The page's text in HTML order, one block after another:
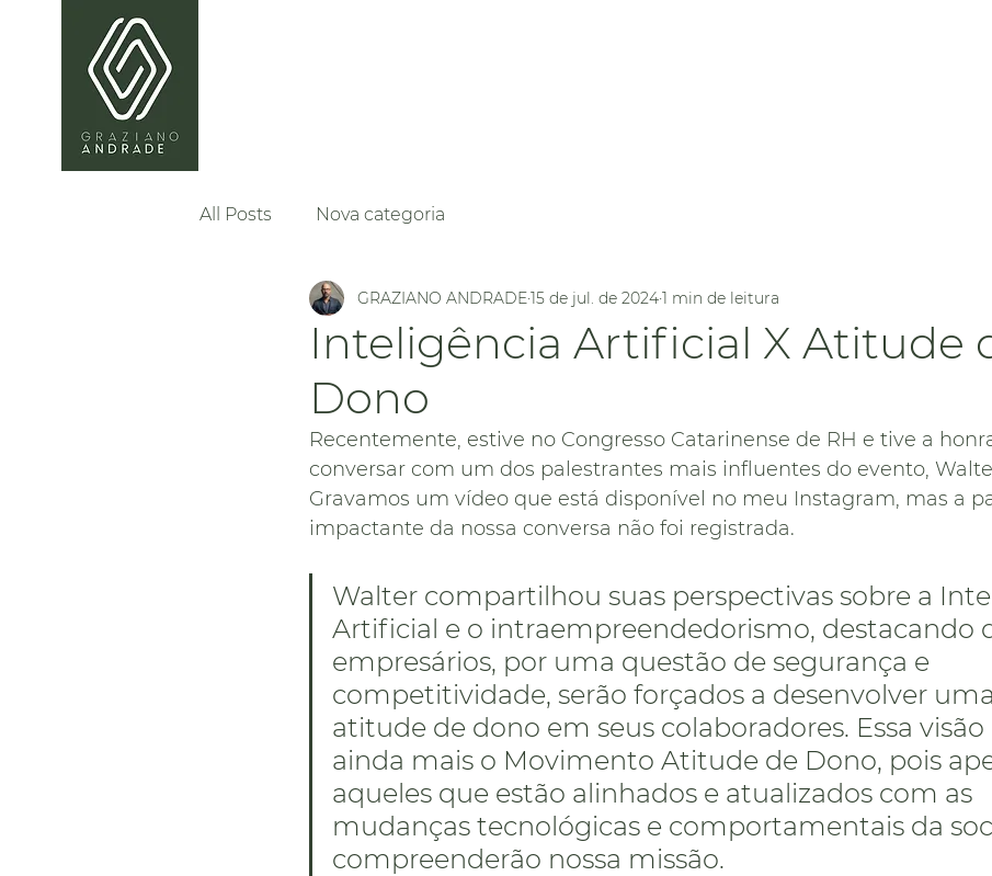
All Posts Nova categoria
Inteligência Artificial X Atitude
Dono
GRAZIANO ANDRADE15 de jul. de 20241 min de leitura
Recentemente, estive no Congresso Catarinense de RH e tive a
conversar com um dos palestrantes mais influentes do evento,
Gravamos um vídeo que está disponível no meu Instagram, mas a
impactante da nossa conversa não foi registrada.
Walter compartilhou suas perspectivas sobre a
Artificial e o intraempreendedorismo, destacando
empresários, por uma questão de segurança e
competitividade, serão forçados a desenvolver uma
atitude de dono em seus colaboradores. Essa visão
ainda mais o Movimento Atitude de Dono, pois
aqueles que estão alinhados e atualizados com as
mudanças tecnológicas e comportamentais da
compreenderão nossa missão.